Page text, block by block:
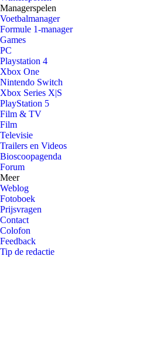
Managerspelen
Voetbalmanager
Formule 1-manager
Games
PC
Playstation 4
Xbox One
Nintendo Switch
Xbox Series X|S
PlayStation 5
Film & TV
Film
Televisie
Trailers en Videos
Bioscoopagenda
Forum
Meer
Weblog
Fotoboek
Prijsvragen
Contact
Colofon
Feedback
Tip de redactie